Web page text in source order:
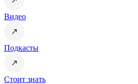
Видео
Подкасты
Стоит знать